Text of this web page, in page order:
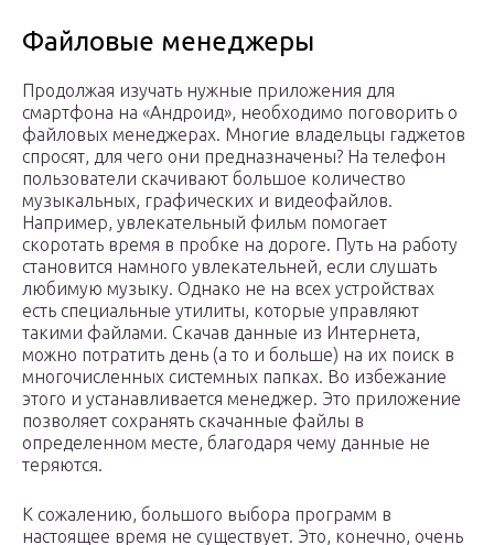
Файловые менеджеры
Продолжая изучать нужные приложения для
смартфона на «Андроид», необходимо поговорить о
файловых менеджерах. Многие владельцы гаджетов
спросят, для чего они предназначены? На телефон
пользователи скачивают большое количество
музыкальных, графических и видеофайлов.
Например, увлекательный фильм помогает
скоротать время в пробке на дороге. Путь на работу
становится намного увлекательней, если слушать
любимую музыку. Однако не на всех устройствах
есть специальные утилиты, которые управляют
такими файлами. Скачав данные из Интернета,
можно потратить день (а то и больше) на их поиск в
многочисленных системных папках. Во избежание
этого и устанавливается менеджер. Это приложение
позволяет сохранять скачанные файлы в
определенном месте, благодаря чему данные не
теряются.
К сожалению, большого выбора программ в
настоящее время не существует. Это, конечно, очень